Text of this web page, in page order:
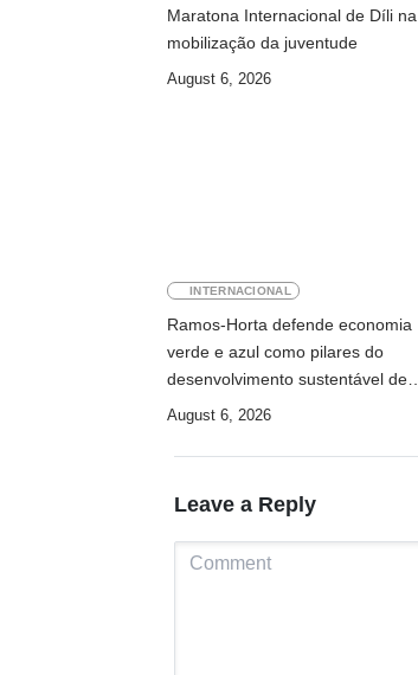
Maratona Internacional de Díli na
mobilização da juventude
August 6, 2026
INTERNACIONAL
Ramos-Horta defende economia
verde e azul como pilares do
desenvolvimento sustentável de
Timor-Leste
August 6, 2026
Leave a Reply